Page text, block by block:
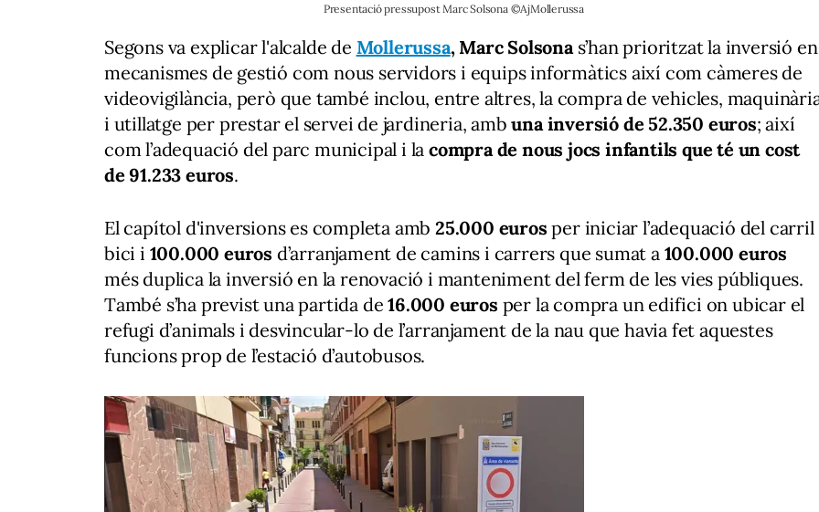
Presentació pressupost Marc Solsona ©AjMollerussa
Segons va explicar l'alcalde de Mollerussa, Marc Solsonas’han prioritzat la inversió en
mecanismes de gestió com nous servidors i equips informàtics així com càmeres de
videovigilància, però que també inclou, entre altres, la compra de vehicles,
i utillatge per prestar el servei de jardineria, ambuna inversió de 52.350 euros; així
com l’adequació del parc municipal i la compra de nous jocs infantils que té un cost
de 91.233 euros.
El capítol d'inversions es completa amb 25.000 euros per iniciar l’adequació del carril
bici i 100.000 euros d’arranjament de camins i carrers que sumat a 100.000 euros
més duplica la inversió en la renovació i manteniment del ferm de les vies públiques.
També s’ha previst una partida de16.000 euros per la compra un edifici on ubicar el
refugi d’animals i desvincular-lo de l’arranjament de la nau que havia fet aquestes
funcions prop de l’estació d’autobusos.